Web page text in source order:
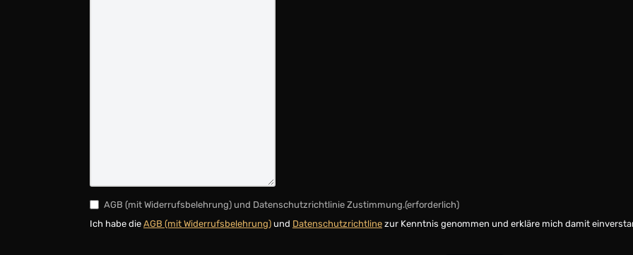
AGB (mit Widerrufsbelehrung) und Datenschutzrichtlinie Zustimmung.(erforderlich)
Ich habe die AGB (mit Widerrufsbelehrung) und Datenschutzrichtline zur Kenntnis genommen und erkläre mich damit